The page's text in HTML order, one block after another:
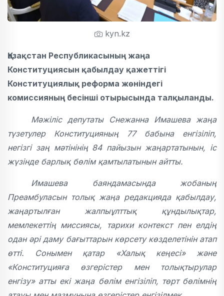
kyn.kz
Қазақстан Республикасының жаңа
Конституциясын қабылдау қажеттігі
Конституциялық реформа жөніндегі
комиссияның бесінші отырысында талқыланды.
Мәжіліс депутаты Снежанна Имашева жаңа
түзетулер Конституцияның 77 бабына енгізіліп,
негізгі заң мәтінінің 84 пайызын жаңартатынын, іс
жүзінде барлық бөлім қамтылатынын айтты.
Имашева баяндамасында жобаның
Преамбуласын толық жаңа редакцияда қабылдау,
жаңартылған жалпыұлттық құндылықтар,
мемлекеттің миссиясы, тарихи контекст пен елдің
одан әрі даму бағыттарын көрсету көзделетінін атап
өтті. Сонымен қатар «Халық кеңесі» және
«Конституцияға өзгерістер мен толықтырулар
енгізу» атты екі жаңа бөлім енгізіліп, төрт бөлімнің